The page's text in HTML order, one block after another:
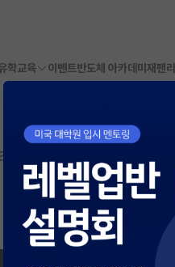
학교육 이벤트반도체 아카데미 재팬
빙 공고 (2026.06.01.일자)